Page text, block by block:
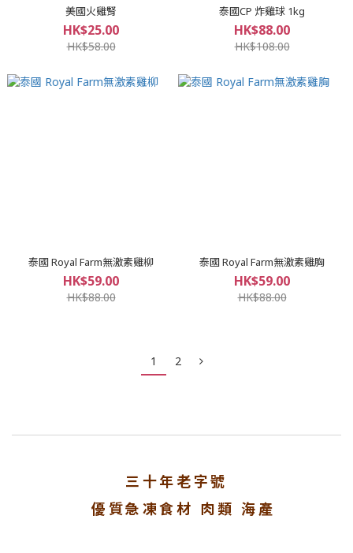
美國火雞腎
HK$25.00
HK$58.00
泰國CP 炸雞球 1kg
HK$88.00
HK$108.00
泰國 Royal Farm無激素雞柳
HK$59.00
HK$88.00
泰國 Royal Farm無激素雞胸
HK$59.00
HK$88.00
1 2
三十年老字號
優質急凍食材 肉類 海產